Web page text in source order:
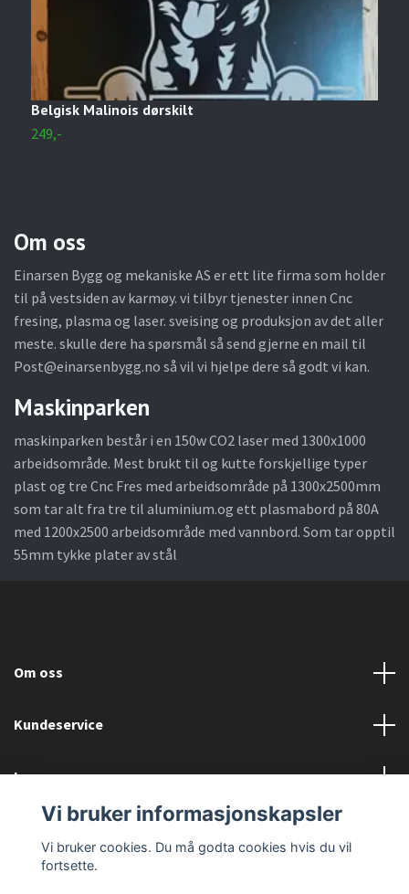
Om oss
Einarsen Bygg og mekaniske AS er ett lite firma som holder
til på vestsiden av karmøy. vi tilbyr tjenester innen Cnc
fresing, plasma og laser. sveising og produksjon av det aller
meste. skulle dere ha spørsmål så send gjerne en mail til
Post@einarsenbygg.no så vil vi hjelpe dere så godt vi kan.
Maskinparken
maskinparken består i en 150w CO2 laser med 1300x1000
arbeidsområde. Mest brukt til og kutte forskjellige typer
plast og tre Cnc Fres med arbeidsområde på 1300x2500mm
som tar alt fra tre til aluminium.og ett plasmabord på 80A
med 1200x2500 arbeidsområde med vannbord. Som tar opptil
55mm tykke plater av stål
Belgisk Malinois dørskilt
249,-
Om oss
Kundeservice
Les mer
Vi bruker informasjonskapsler
Vi bruker cookies. Du må godta cookies hvis du vil
fortsette.